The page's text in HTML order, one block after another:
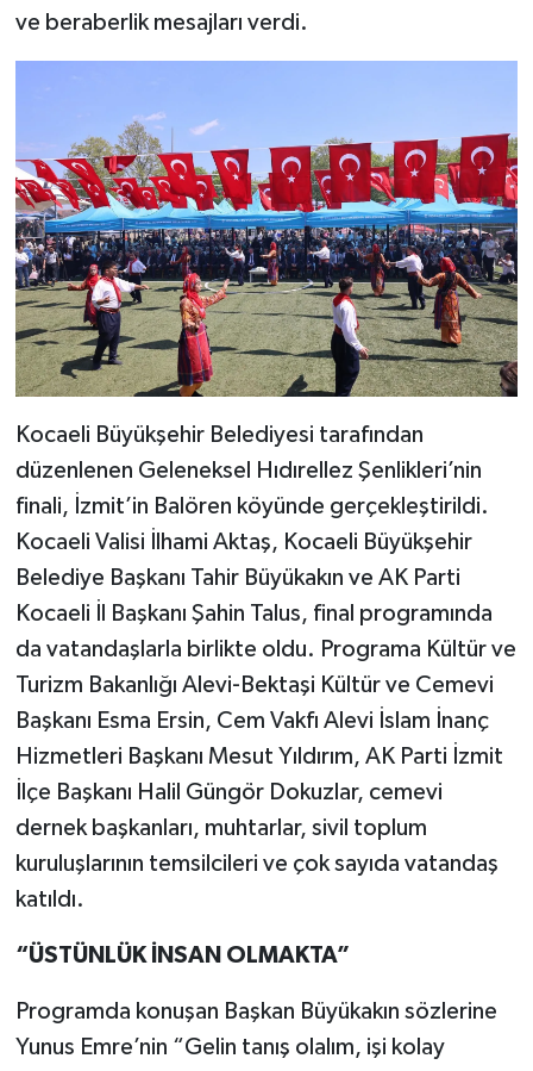
ve beraberlik mesajları verdi.
Kocaeli Büyükşehir Belediyesi tarafından
düzenlenen Geleneksel Hıdırellez Şenlikleri’nin
finali, İzmit’in Balören köyünde gerçekleştirildi.
Kocaeli Valisi İlhami Aktaş, Kocaeli Büyükşehir
Belediye Başkanı Tahir Büyükakın ve AK Parti
Kocaeli İl Başkanı Şahin Talus, final programında
da vatandaşlarla birlikte oldu. Programa Kültür ve
Turizm Bakanlığı Alevi-Bektaşi Kültür ve Cemevi
Başkanı Esma Ersin, Cem Vakfı Alevi İslam İnanç
Hizmetleri Başkanı Mesut Yıldırım, AK Parti İzmit
İlçe Başkanı Halil Güngör Dokuzlar, cemevi
dernek başkanları, muhtarlar, sivil toplum
kuruluşlarının temsilcileri ve çok sayıda vatandaş
katıldı.
“ÜSTÜNLÜK İNSAN OLMAKTA”
Programda konuşan Başkan Büyükakın sözlerine
Yunus Emre’nin “Gelin tanış olalım, işi kolay